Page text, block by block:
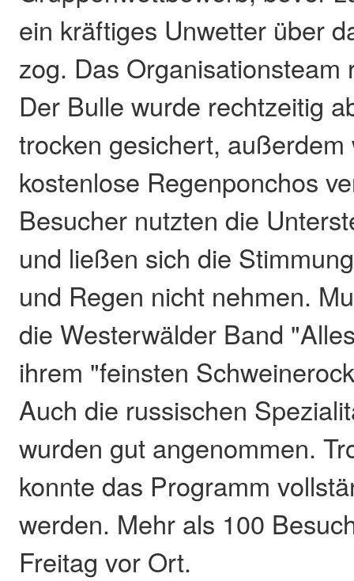
ein kräftiges Unwetter über
zog. Das Organisationsteam
Der Bulle wurde rechtzeitig
trocken gesichert, außerdem
kostenlose Regenponchos
Besucher nutzten die
und ließen sich die
und Regen nicht nehmen.
die Westerwälder Band
ihrem "feinsten
Auch die russischen
wurden gut angenommen.
konnte das Programm
werden. Mehr als 100
Freitag vor Ort.